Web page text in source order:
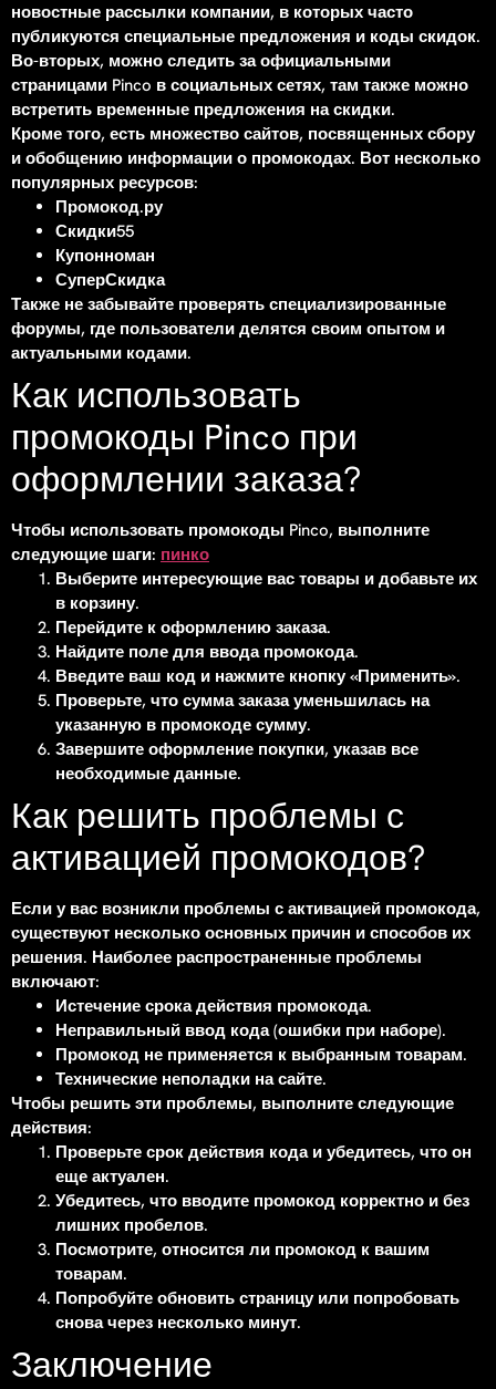
новостные рассылки компании, в которых часто
публикуются специальные предложения и коды скидок.
Во-вторых, можно следить за официальными
страницами Pinco в социальных сетях, там также можно
встретить временные предложения на скидки.
Кроме того, есть множество сайтов, посвященных сбору
и обобщению информации о промокодах. Вот несколько
популярных ресурсов:
Промокод.ру
Скидки55
Купонноман
СуперСкидка
Также не забывайте проверять специализированные
форумы, где пользователи делятся своим опытом и
актуальными кодами.
Как использовать
промокоды Pinco при
оформлении заказа?
Чтобы использовать промокоды Pinco, выполните
следующие шаги: пинко
Выберите интересующие вас товары и добавьте их
в корзину.
Перейдите к оформлению заказа.
Найдите поле для ввода промокода.
Введите ваш код и нажмите кнопку «Применить».
Проверьте, что сумма заказа уменьшилась на
указанную в промокоде сумму.
Завершите оформление покупки, указав все
необходимые данные.
Как решить проблемы с
активацией промокодов?
Если у вас возникли проблемы с активацией промокода,
существуют несколько основных причин и способов их
решения. Наиболее распространенные проблемы
включают:
Истечение срока действия промокода.
Неправильный ввод кода (ошибки при наборе).
Промокод не применяется к выбранным товарам.
Технические неполадки на сайте.
Чтобы решить эти проблемы, выполните следующие
действия:
Проверьте срок действия кода и убедитесь, что он
еще актуален.
Убедитесь, что вводите промокод корректно и без
лишних пробелов.
Посмотрите, относится ли промокод к вашим
товарам.
Попробуйте обновить страницу или попробовать
снова через несколько минут.
Заключение